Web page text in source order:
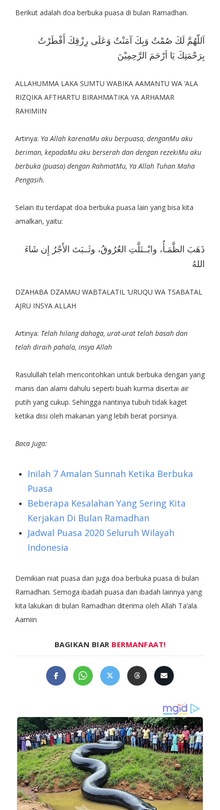
Berikut adalah doa berbuka puasa di bulan Ramadhan.
اَللّهُمَّ لَكَ صُمْتُ وَبِكَ آمَنْتُ وَعَلَى رِزْقِكَ أَفْطَرْتُ
بِرَحْمَتِكَ يَا اَرْحَمَ الرَّحِمِيْنَ
ALLAHUMMA LAKA SUMTU WABIKA AAMANTU WA ‘ALA
RIZQIKA AFTHARTU BIRAHMATIKA YA ARHAMAR
RAHIMIIN
Artinya: Ya Allah karenaMu aku berpuasa, denganMu aku
beriman, kepadaMu aku berserah dan dengan rezekiMu aku
berbuka (puasa) dengan RahmatMu, Ya Allah Tuhan Maha
Pengasih.
Selain itu terdapat doa berbuka puasa lain yang bisa kita
amalkan, yaitu:
ذَهَبَ الظَّمَـأُ، وابْــتَلَّتِ العُرُوقُ، وثَــبَتَ الأَجْرُ إِن شَاءَ
اللهُ
DZAHABA DZAMAU WABTALATIL ‘URUQU WA TSABATAL
AJRU INSYA ALLAH
Artinya: Telah hilang dahaga, urat-urat telah basah dan
telah diraih pahala, insya Allah
Rasulullah telah mencontohkan untuk berbuka dengan yang
manis dan alami dahulu seperti buah kurma disertai air
putih yang cukup. Sehingga nantinya tubuh tidak kaget
ketika diisi oleh makanan yang lebih berat porsinya.
Baca Juga:
Inilah 7 Amalan Sunnah Ketika Berbuka
Puasa
Beberapa Kesalahan Yang Sering Kita
Kerjakan Di Bulan Ramadhan
Jadwal Puasa 2020 Seluruh Wilayah
Indonesia
Demikian niat puasa dan juga doa berbuka puasa di bulan
Ramadhan. Semoga ibadah puasa dan ibadah lainnya yang
kita lakukan di bulan Ramadhan diterima oleh Allah Ta’ala.
Aamiin
BAGIKAN BIAR BERMANFAAT!